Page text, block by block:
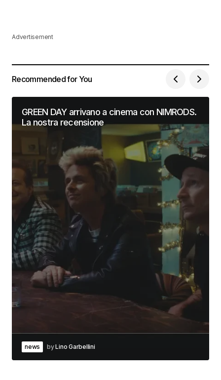
Advertisement
Recommended for You
GREEN DAY arrivano a cinema con NIMRODS.
La nostra recensione
news byLino Garbellini